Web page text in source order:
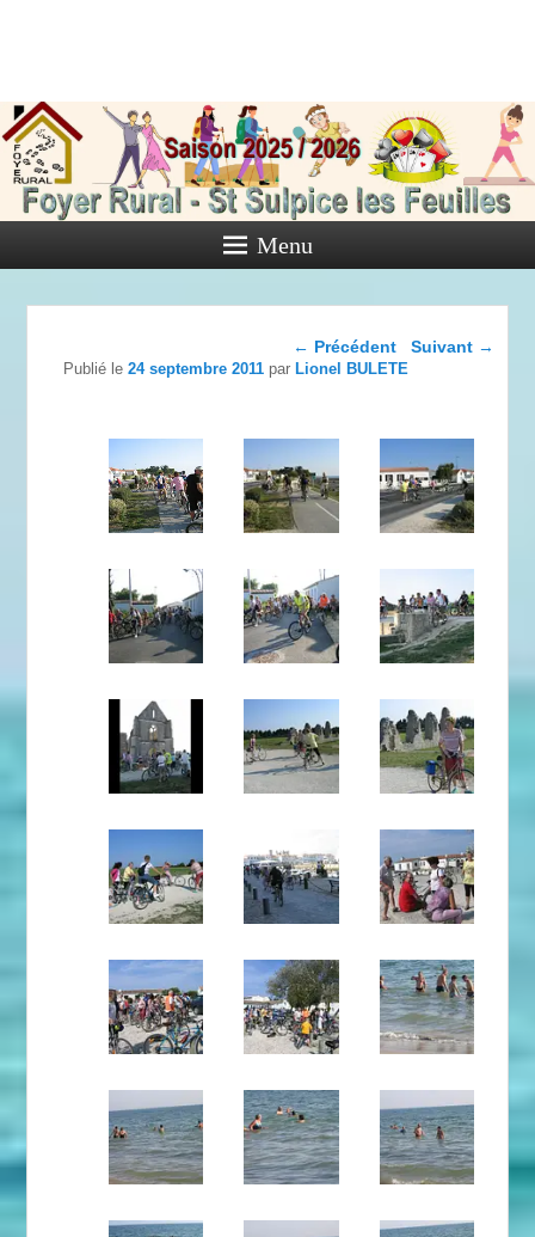
de Saint
Sulpice les
Feuilles
Activités diverses de l'Association
Menu
Navigation dans les
← Précédent Suivant →
Publié le24 septembre 2011 parLionel BULETE